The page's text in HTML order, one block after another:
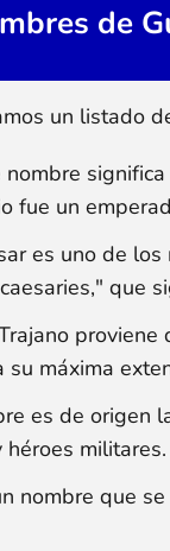
de
un listado
nombre significa
fue un
es uno de
que
proviene
máxima
es de origen
militares.
nombre que